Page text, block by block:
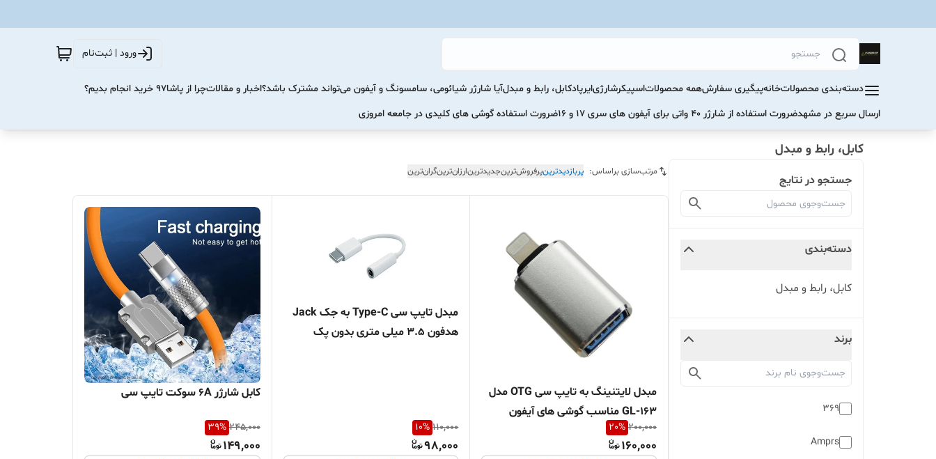
ورود | ثبت‌نام
دسته‌بندی محصولاتخانهپیگیری سفارشهمه محصولاتاسپیکرشارژیایرپادکابل، رابط و مبدلآیا شارژر شیائومی، سامسونگ و آیفون می‌تواند مشترک باشد؟اخبار و مقالاتچرا از پاشا۹۷ خرید انجام بدیم؟
ارسال سریع در مشهدضرورت استفاده از شارژر ۴۰ واتی برای آیفون های سری ۱۷ و ۱۶ ضرورت استفاده گوشی های کلیدی در جامعه امروزی
کابل، رابط و مبدل
جستجو در نتایج
دسته‌بندی
کابل، رابط و مبدل
برند
369
Amprs
مرتب‌سازی براساس: پربازدیدترینپرفروش‌ترینجدیدترینارزان‌ترینگران‌ترین
مبدل لایتنینگ به تایپ سی OTG مدل
GL-163 مناسب گوشی های آیفون
200,000
20%
160,000
مبدل تایپ سی Type-C به جک Jack
هدفون 3.5 میلی متری بدون پک
110,000
10%
98,000
کابل شارژر 6A سوکت تایپ سی
245,000
39%
149,000